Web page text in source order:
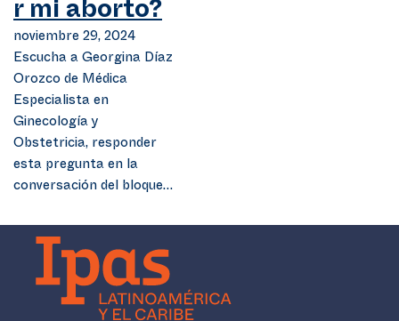
r mi aborto?
noviembre 29, 2024
Escucha a Georgina Díaz
Orozco de Médica
Especialista en
Ginecología y
Obstetricia, responder
esta pregunta en la
conversación del bloque…